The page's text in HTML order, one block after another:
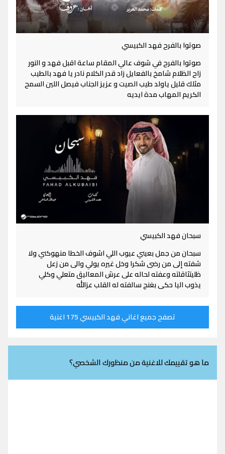
صوتوا بالفرح فهد الكبيسي
صوتوا بالفرح في شوف عالي المقام ساعة اقبل فهد و النور
زاح الظلام شامخ بالفعايل زاد قدر الكلام نادر يا فهد بالطيب
مثلك قليل ياولد طيب الصيت و عزيز الجناب فيصل اللين السمح
الكريم المهاب مدة ايديه
سبحان فهد الكبيسي
سبحان من جمل بعيني عيوب اللي اشوف الخطا منهوكني ولا
شفته إلى من رضى شكرا وخل غيره يولي والى من زعل
ظليتثاقلته وعفته لحاله على عرش المعاليق متعلي وكلي
يذوب اليا حكى بغنج سالفته له القلب عزالله
تصفح جميع اغاني فهد الكبيسي 175 اغنية
ما هو تقييمك للاغنية من منظورك الشخصي؟